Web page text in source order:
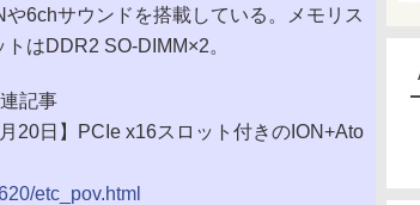
や6chサウンドを搭載している。メモリス
トはDDR2 SO-DIMM×2。
記事
月20日】PCIe x16スロット付きのION+Ato
etc_pov.html